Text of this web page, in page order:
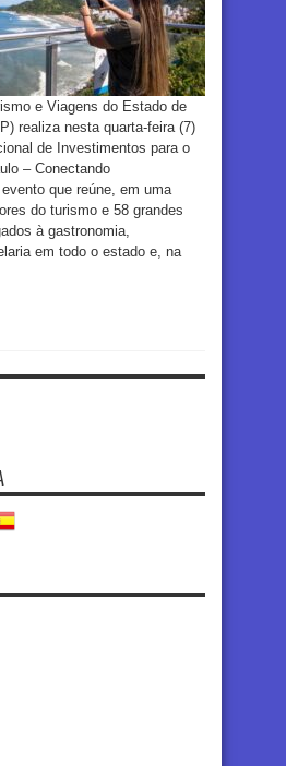
e Viagens do Estado de
realiza nesta quarta-feira (7)
de Investimentos para o
– Conectando
que reúne, em uma
do turismo e 58 grandes
à gastronomia,
em todo o estado e, na